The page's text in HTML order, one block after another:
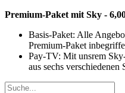
Premium-Paket mit Sky -
Basis-Paket: Alle
Premium-Paket
Pay-TV: Mit unsrem
aus sechs verschiedenen